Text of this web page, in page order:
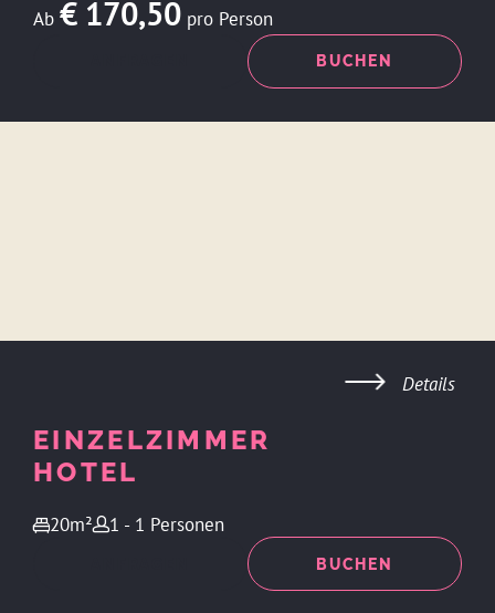
Ab € 170,50 pro Person
BUCHEN
EINZELZIMMER
HOTEL
20m² 1 - 1 Personen
BUCHEN
Details